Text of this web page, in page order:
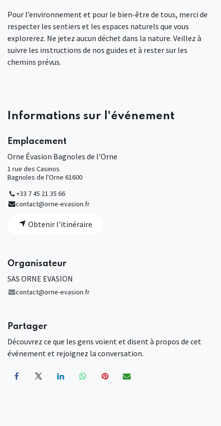
Pour l’environnement et pour le bien-être de tous, merci de
respecter les sentiers et les espaces naturels que vous
explorerez. Ne jetez aucun déchet dans la nature. Veillez à
suivre les instructions de nos guides et à rester sur les
chemins prévus.
Informations sur l'événement
Emplacement
Orne Évasion Bagnoles de l'Orne
1 rue des Casinos
Bagnoles de l'Orne 61600
+33 7 45 21 35 66
contact@orne-evasion.fr
Obtenir l'itinéraire
Organisateur
SAS ORNE EVASION
contact@orne-evasion.fr
Partager
Découvrez ce que les gens voient et disent à propos de cet
événement et rejoignez la conversation.